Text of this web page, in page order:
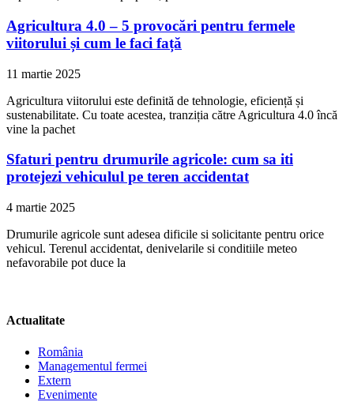
Agricultura 4.0 – 5 provocări pentru fermele
viitorului și cum le faci față
11 martie 2025
Agricultura viitorului este definită de tehnologie, eficiență și
sustenabilitate. Cu toate acestea, tranziția către Agricultura 4.0 încă
vine la pachet
Sfaturi pentru drumurile agricole: cum sa iti
protejezi vehiculul pe teren accidentat
4 martie 2025
Drumurile agricole sunt adesea dificile si solicitante pentru orice
vehicul. Terenul accidentat, denivelarile si conditiile meteo
nefavorabile pot duce la
Actualitate
România
Managementul fermei
Extern
Evenimente